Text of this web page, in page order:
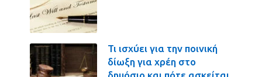
Τι ισχύει για την ποινική
δίωξη για χρέη στο